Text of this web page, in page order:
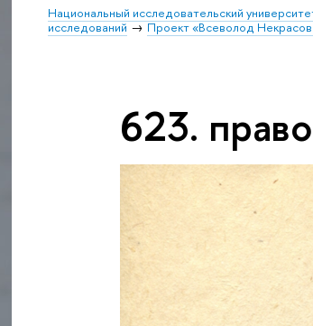
Национальный исследовательский
исследований
Проект «Всеволод
623.